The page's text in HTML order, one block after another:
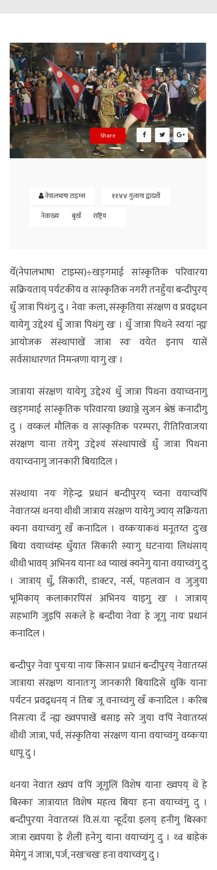
Share
नेपालभाषा टाइम्स
११४४ गुंलागा द्वादशी
नेवाःख्यः
बुखँ राष्ट्रिय
येँ(नेपालभाषा टाइम्स)÷खड्गमाई सांस्कृतिक परिवारया
सक्रियताय् पर्यटकीय व सांस्कृतिक नगरी तनहुँया बन्दीपुरय्
धुँ जात्रा पिथंगु दु । नेवाः कला, संस्कृतिया संरक्षण व प्रवद्र्धन
यायेगु उद्देश्यं धुँ जात्रा पिथंगु खः । धुँ जात्रा पिथने स्वयां न्ह्यः
आयोजक संस्थापाखें जात्रा स्वः वयेत इनाप यासें
सर्वसाधारणत निमन्त्रणा याःगु खः ।
जात्राया संरक्षण यायेगु उद्देश्यं धुँ जात्रा पिथना वयाच्वनागु
खड्गमाई सांस्कृतिक परिवारया छ्याञ्जे सुजन श्रेष्ठं कनादीगु
दु । वय्कलं मौलिक व सांस्कृतिक परम्परा, रीतिरिवाजया
संरक्षण याना तयेगु उद्देश्यं संस्थापाखें धुँ जात्रा पिथना
वयाच्वनागु जानकारी बियादिल ।
संस्थाया नयः गेहेन्द्र प्रधानं बन्दीपुरय् च्वना वयाच्वंपिं
नेवाःतय्सं थनया थीथी जात्राय संरक्षण यायेगु ज्याय् सक्रियता
क्यना वयाच्वंगु खँ कनादिल । वय्कःयाकथं मनूतय्त दुःख
बिया वयाच्वंम्ह धुँयात सिकारी स्याःगु घटनाया लिधंसाय्
थीथी भावय् अभिनय यानाः थ्व प्याखं क्यनेगु याना वयाच्वंगु दु
। जात्राय् धुँ, सिकारी, डाक्टर, नर्स, पहलवान व जुजुया
भूमिकाय् कलाकारपिंसं अभिनय याइगु खः । जात्राय्
सहभागि जुइपिं सकलें हे बन्दीया नेवाः हे जूगु नायः प्रधानं
कनादिल ।
बन्दीपुर नेवाः पुचःया नायः किसान प्रधानं बन्दीपुरय् नेवाःतय्सं
जात्राया संरक्षण यानातःगु जानकारी बियादिसें थुकिं यानाः
पर्यटन प्रवद्र्धनय् नं तिबः जू वनाच्वंगु खँ कनादिल । करिब
निसःत्या दँ न्ह्यः ख्वपपाखें बसाइ सरे जुया वःपिं नेवाःतय्सं
थीथी जात्रा, पर्व, संस्कृतिया संरक्षण याना वयाच्वंगु वय्कःया
धापू दु ।
थनया नेवाःत ख्वपं वःपिं जूगुलिं विशेष यानाः ख्वपय् थें हे
बिस्काः जात्रायात विशेष महत्व बियाः हना वयाच्वंगु दु ।
बन्दीपुरया नेवाःतय्सं वि.सं.या न्हूदँया इलय् हनीगु बिस्काः
जात्रा ख्वपया हे शैलीं हनेगु याना वयाच्वंगु दु । थ्व बाहेकं
मेमेगु नं जात्रा, पर्ज, नखःचखः हना वयाच्वंगु दु ।